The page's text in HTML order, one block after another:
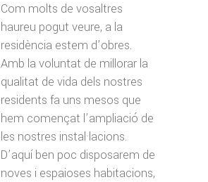
Com molts de vosaltres
haureu pogut veure, a la
residència estem d’obres.
Amb la voluntat de millorar la
qualitat de vida dels nostres
residents fa uns mesos que
hem començat l’ampliació de
les nostres instal·lacions.
D’aquí ben poc disposarem de
noves i espaioses habitacions,